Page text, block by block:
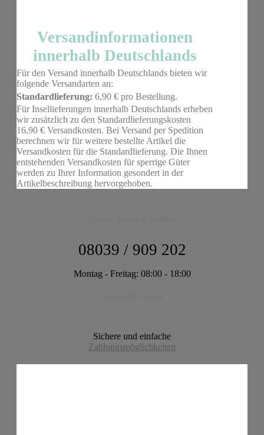
Versandinformationen
innerhalb Deutschlands
Für den Versand innerhalb Deutschlands bieten wir
folgende Versandarten an:
Standardlieferung: 6,90 € pro Bestellung.
Für Insellieferungen innerhalb Deutschlands erheben
wir zusätzlich zu den Standardlieferungskosten
16,90 € Versandkosten. Bei Versand per Spedition
berechnen wir für weitere bestellte Artikel die
Versandkosten für die Standardlieferung. Die Ihnen
entstehenden Versandkosten für sperrige Güter
werden zu Ihrer Information gesondert in der
Artikelbeschreibung hervorgehoben.
08039 / 909 202
Montag - Freitag: 08:00 - 18:00
Sichere und einfache
Zahlungsmöglichkeiten